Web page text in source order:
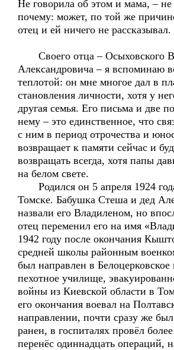
Не говорила об этом и мама, –
почему: может, по той же
отец и ей ничего не рассказывал.
Своего отца – Осыховского
Александровича – я вспоминаю
теплотой: он мне многое дал в
становления личности, хотя у
другая семья. Его письма и две
нему – это единственное, что
с ним в период отрочества и
возвращает к памяти сейчас и
возвращать всегда, хотя папы
на белом свете.
Родился он 5 апреля 1924
Томске. Бабушка Стеша и дед
назвали его Владиленом, но
отец переменил его на имя
1942 году после окончания
средней школы районным
был направлен в Белоцерковское
пехотное училище,
войны из Киевской области в
его окончания воевал на
направлении, почти сразу же
ранен, в госпиталях провёл
перенёс одиннадцать операций,